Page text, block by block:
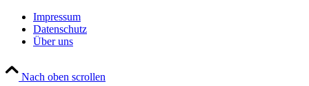
Impressum
Datenschutz
Über uns
Nach oben scrollen